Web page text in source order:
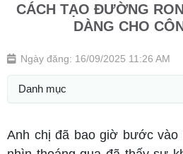
CÁCH TẠO ĐƯỜNG
DÀNG CHO
Ngày đăng: 16/09/2025 11:26 AM
Danh mục
Anh chị đã bao giờ bước vào